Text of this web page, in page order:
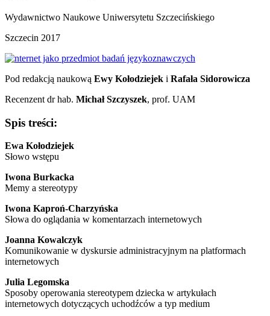
Wydawnictwo Naukowe Uniwersytetu Szczecińskiego
Szczecin 2017
Pod redakcją naukową Ewy Kołodziejek i Rafała Sidorowicza
Recenzent dr hab. Michał Szczyszek, prof. UAM
Spis treści:
Ewa Kołodziejek
Słowo wstępu
Iwona Burkacka
Memy a stereotypy
Iwona Kaproń-Charzyńska
Słowa do oglądania w komentarzach internetowych
Joanna Kowalczyk
Komunikowanie w dyskursie administracyjnym na platformach
internetowych
Julia Legomska
Sposoby operowania stereotypem dziecka w artykułach
internetowych dotyczących uchodźców a typ medium